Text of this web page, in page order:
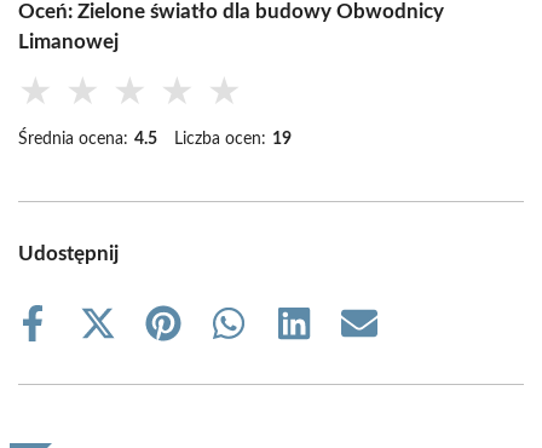
Oceń: Zielone światło dla budowy Obwodnicy
Limanowej
★ ★ ★ ★ ★
Średnia ocena: 4.5 Liczba ocen: 19
Udostępnij
Share
Share
(Twitter)
Share
Share
Share
Share